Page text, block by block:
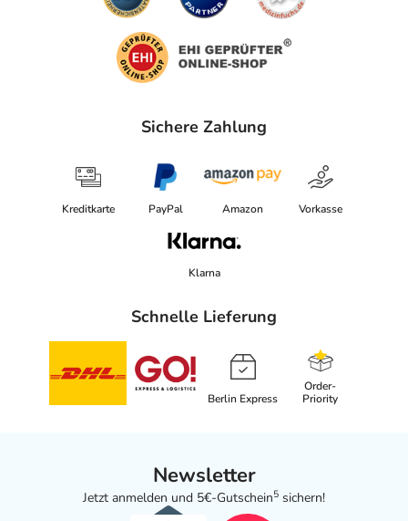
Sichere Zahlung
Kreditkarte PayPal Amazon Vorkasse
Klarna
Schnelle Lieferung
Berlin Express
Order-
Priority
Newsletter
Jetzt anmelden und 5€-Gutschein5 sichern!